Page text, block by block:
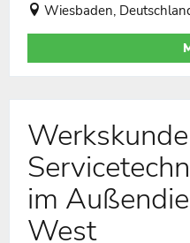
Wiesbaden,
im
West